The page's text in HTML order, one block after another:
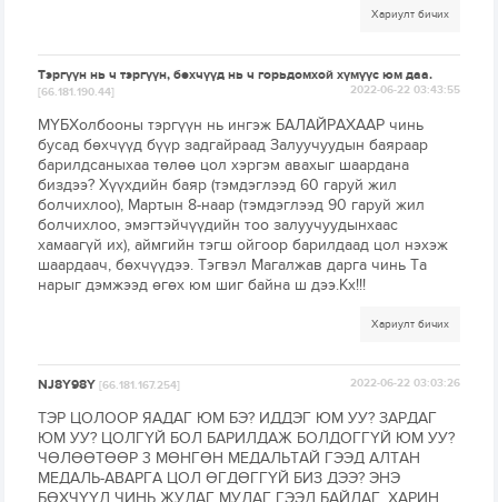
Хариулт бичих
Тэргүүн нь ч тэргүүн, бөхчүүд нь ч горьдомхой хүмүүс юм даа.
[66.181.190.44] 2022-06-22 03:43:55
МҮБХолбооны тэргүүн нь ингэж БАЛАЙРАХААР чинь
бусад бөхчүүд бүүр задгайраад Залуучуудын баяраар
барилдсаныхаа төлөө цол хэргэм авахыг шаардана
биздээ? Хүүхдийн баяр (тэмдэглээд 60 гаруй жил
болчихлоо), Мартын 8-наар (тэмдэглээд 90 гаруй жил
болчихлоо, эмэгтэйчүүдийн тоо залуучуудынхаас
хамаагүй их), аймгийн тэгш ойгоор барилдаад цол нэхэж
шаардаач, бөхчүүдээ. Тэгвэл Магалжав дарга чинь Та
нарыг дэмжээд өгөх юм шиг байна ш дээ.Кх!!!
Хариулт бичих
NJ8Y98Y[66.181.167.254] 2022-06-22 03:03:26
ТЭР ЦОЛООР ЯАДАГ ЮМ БЭ? ИДДЭГ ЮМ УУ? ЗАРДАГ
ЮМ УУ? ЦОЛГҮЙ БОЛ БАРИЛДАЖ БОЛДОГГҮЙ ЮМ УУ?
ЧӨЛӨӨТӨӨР 3 МӨНГӨН МЕДАЛЬТАЙ ГЭЭД АЛТАН
МЕДАЛЬ-АВАРГА ЦОЛ ӨГДӨГГҮЙ БИЗ ДЭЭ? ЭНЭ